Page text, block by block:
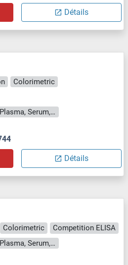
Détails
Colorimetric
Cell Culture Supernatant, Plasma, Serum, Tissue Homogenate
Détails
Colorimetric
Competition ELISA
Cell Culture Supernatant, Plasma, Serum, Tissue Homogenate